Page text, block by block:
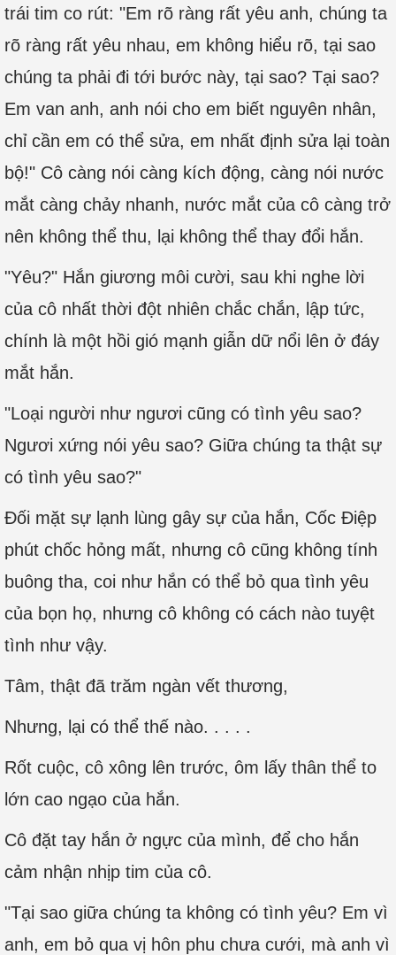
trái tim co rút: "Em rõ ràng rất yêu anh, chúng ta
rõ ràng rất yêu nhau, em không hiểu rõ, tại sao
chúng ta phải đi tới bước này, tại sao? Tại sao?
Em van anh, anh nói cho em biết nguyên nhân,
chỉ cần em có thể sửa, em nhất định sửa lại toàn
bộ!" Cô càng nói càng kích động, càng nói nước
mắt càng chảy nhanh, nước mắt của cô càng trở
nên không thể thu, lại không thể thay đổi hắn.
"Yêu?" Hắn giương môi cười, sau khi nghe lời
của cô nhất thời đột nhiên chắc chắn, lập tức,
chính là một hồi gió mạnh giẫn dữ nổi lên ở đáy
mắt hắn.
"Loại người như ngươi cũng có tình yêu sao?
Ngươi xứng nói yêu sao? Giữa chúng ta thật sự
có tình yêu sao?"
Đối mặt sự lạnh lùng gây sự của hắn, Cốc Điệp
phút chốc hỏng mất, nhưng cô cũng không tính
buông tha, coi như hắn có thể bỏ qua tình yêu
của bọn họ, nhưng cô không có cách nào tuyệt
tình như vậy.
Tâm, thật đã trăm ngàn vết thương,
Nhưng, lại có thể thế nào. . . . .
Rốt cuộc, cô xông lên trước, ôm lấy thân thể to
lớn cao ngạo của hắn.
Cô đặt tay hắn ở ngực của mình, để cho hắn
cảm nhận nhịp tim của cô.
"Tại sao giữa chúng ta không có tình yêu? Em vì
anh, em bỏ qua vị hôn phu chưa cưới, mà anh vì